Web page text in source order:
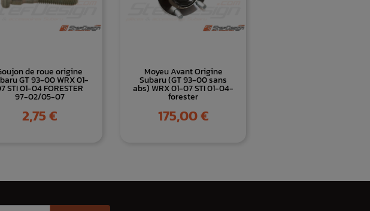
de roue origine
GT 93-00 WRX 01-
STI 01-04 FORESTER
97-02/05-07
Prix
2,75 €
Moyeu Avant Origine
Subaru (GT 93-00 sans
abs) WRX 01-07 STI 01-04-
forester
Prix
175,00 €